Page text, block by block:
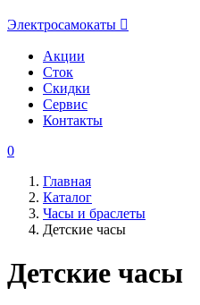
Электросамокаты
Акции
Сток
Скидки
Сервис
Контакты
0
Главная
Каталог
Часы и браслеты
Детские часы
Детские часы